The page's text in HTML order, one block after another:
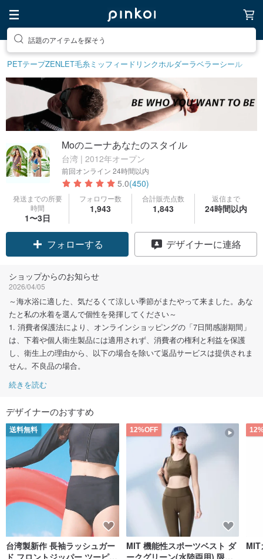
話題のアイテムを探そう
PETテープZENLET毛糸ミッフィー ドリンクホルダーラベラーシール
Moのニーナあなたのスタイル
台湾 | 2012年オープン
前回オンライン 24時間以内
5.0(450)
発送までの所要
時間
1〜3日
フォロワー数
1,943
合計販売点数
1,843
返信まで
24時間以内
クーポン取得
フォローする
デザイナーに連絡
ショップからのお知らせ
2026/04/05
～海水浴に適した、気だるくて涼しい季節がまたやって来ました。あな
たと私の水着を選んで個性を発揮してください～
1. 消費者保護法により、オンラインショッピングの「7日間感謝期間」
は、下着や個人衛生製品には適用されず、消費者の権利と利益を保護
し、衛生上の理由から、以下の場合を除いて返品サービスは提供されま
せん。不良品の場合。
続きを読む
デザイナーのおすすめ
送料無料
台湾製新作 長袖ラッシュガー
12%OFF
MIT 機能性スポーツベスト ダ
MIT